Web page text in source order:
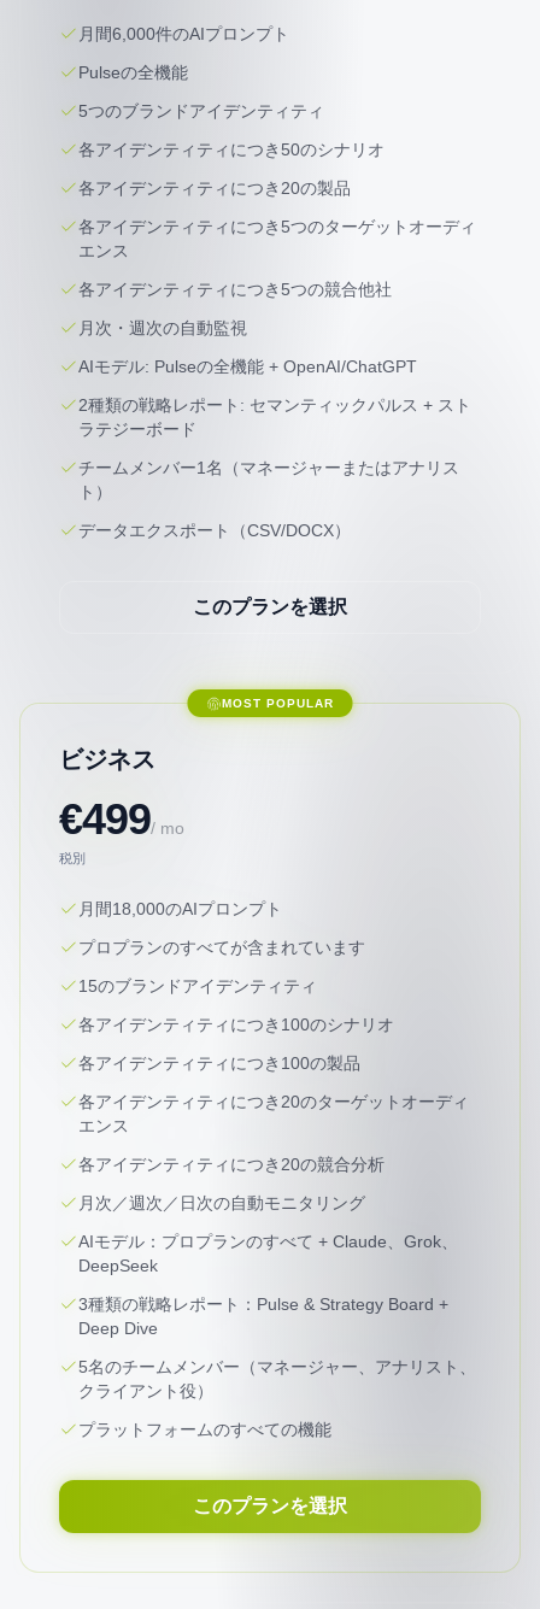
月間6,000件のAIプロンプト
Pulseの全機能
5つのブランドアイデンティティ
各アイデンティティにつき50のシナリオ
各アイデンティティにつき20の製品
各アイデンティティにつき5つのターゲットオーディ
エンス
各アイデンティティにつき5つの競合他社
月次・週次の自動監視
AIモデル: Pulseの全機能 + OpenAI/ChatGPT
2種類の戦略レポート: セマンティックパルス + スト
ラテジーボード
チームメンバー1名（マネージャーまたはアナリス
ト）
データエクスポート（CSV/DOCX）
このプランを選択
MOST POPULAR
ビジネス
€499/ mo
税別
月間18,000のAIプロンプト
プロプランのすべてが含まれています
15のブランドアイデンティティ
各アイデンティティにつき100のシナリオ
各アイデンティティにつき100の製品
各アイデンティティにつき20のターゲットオーディ
エンス
各アイデンティティにつき20の競合分析
月次／週次／日次の自動モニタリング
AIモデル：プロプランのすべて + Claude、Grok、
DeepSeek
3種類の戦略レポート：Pulse & Strategy Board +
Deep Dive
5名のチームメンバー（マネージャー、アナリスト、
クライアント役）
プラットフォームのすべての機能
このプランを選択